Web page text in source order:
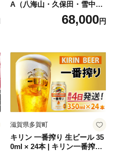
A（八海山・久保田・雪中
梅・越乃寒梅・かたふね・千
68,000円
滋賀県多賀町
キリン 一番搾り 生ビール 35
0ml × 24本 | キリン一番搾り